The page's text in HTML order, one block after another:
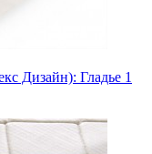
Дизайн): Гладье 1